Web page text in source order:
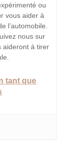
ou
vous aider à
l’automobile.
nous sur
aideront à tirer
tant que